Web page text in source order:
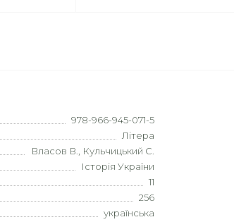
978-966-945-071-5
Літера
Власов В., Кульчицький С.
Історія України
11
256
українська